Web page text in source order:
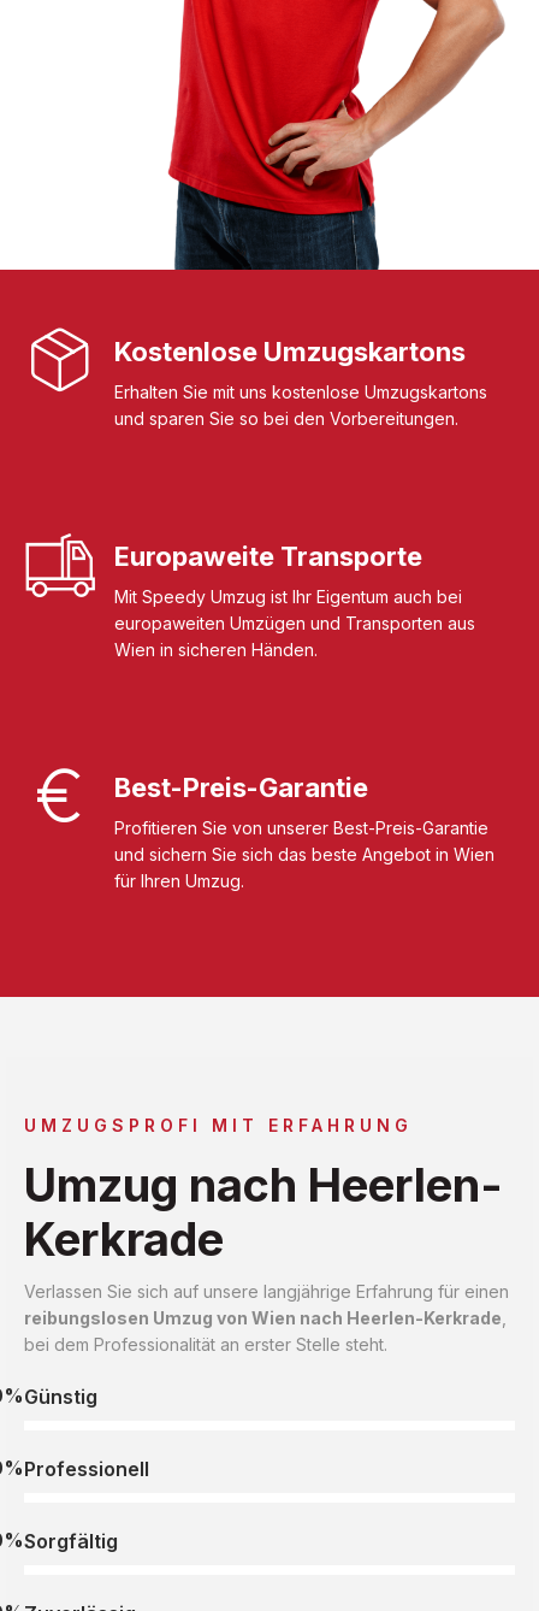
Kostenlose Umzugskartons
Erhalten Sie mit uns kostenlose Umzugskartons
und sparen Sie so bei den Vorbereitungen.
Europaweite Transporte
Mit Speedy Umzug ist Ihr Eigentum auch bei
europaweiten Umzügen und Transporten aus
Wien in sicheren Händen.
Best-Preis-Garantie
Profitieren Sie von unserer Best-Preis-Garantie
und sichern Sie sich das beste Angebot in Wien
für Ihren Umzug.
UMZUGSPROFI MIT ERFAHRUNG
Umzug nach Heerlen-
Kerkrade
Verlassen Sie sich auf unsere langjährige Erfahrung für einen
reibungslosen Umzug von Wien nach Heerlen-Kerkrade
bei dem Professionalität an erster Stelle steht.
Günstig
Professionell
Sorgfältig